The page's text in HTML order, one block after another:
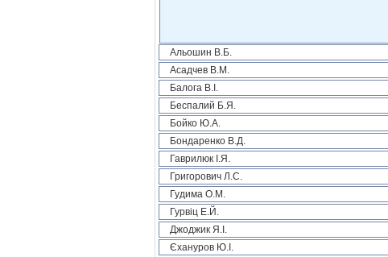
Альошин В.Б.
Асадчев В.М.
Балога В.І.
Беспалий Б.Я.
Бойко Ю.А.
Бондаренко В.Д.
Гаврилюк І.Я.
Григорович Л.С.
Гудима О.М.
Гурвіц Е.Й.
Джоджик Я.І.
Єхануров Ю.І.